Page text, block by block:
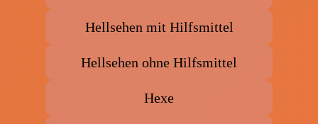
Hellsehen mit Hilfsmittel
Hellsehen ohne Hilfsmittel
Hexe